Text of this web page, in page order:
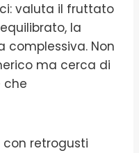
valuta il fruttato
la
complessiva. Non
ma cerca di
che
con retrogusti